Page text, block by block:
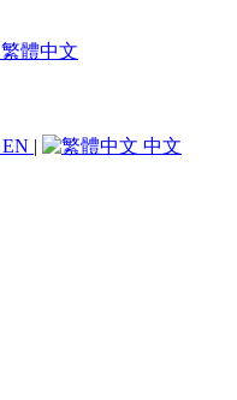
繁體中文
EN | 中文